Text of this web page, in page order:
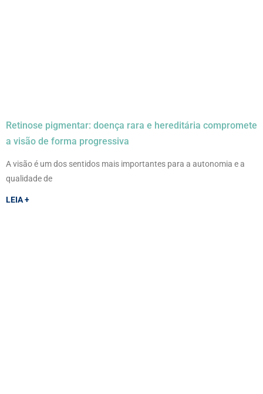
Retinose pigmentar: doença rara e hereditária compromete
a visão de forma progressiva
A visão é um dos sentidos mais importantes para a autonomia e a
qualidade de
LEIA +